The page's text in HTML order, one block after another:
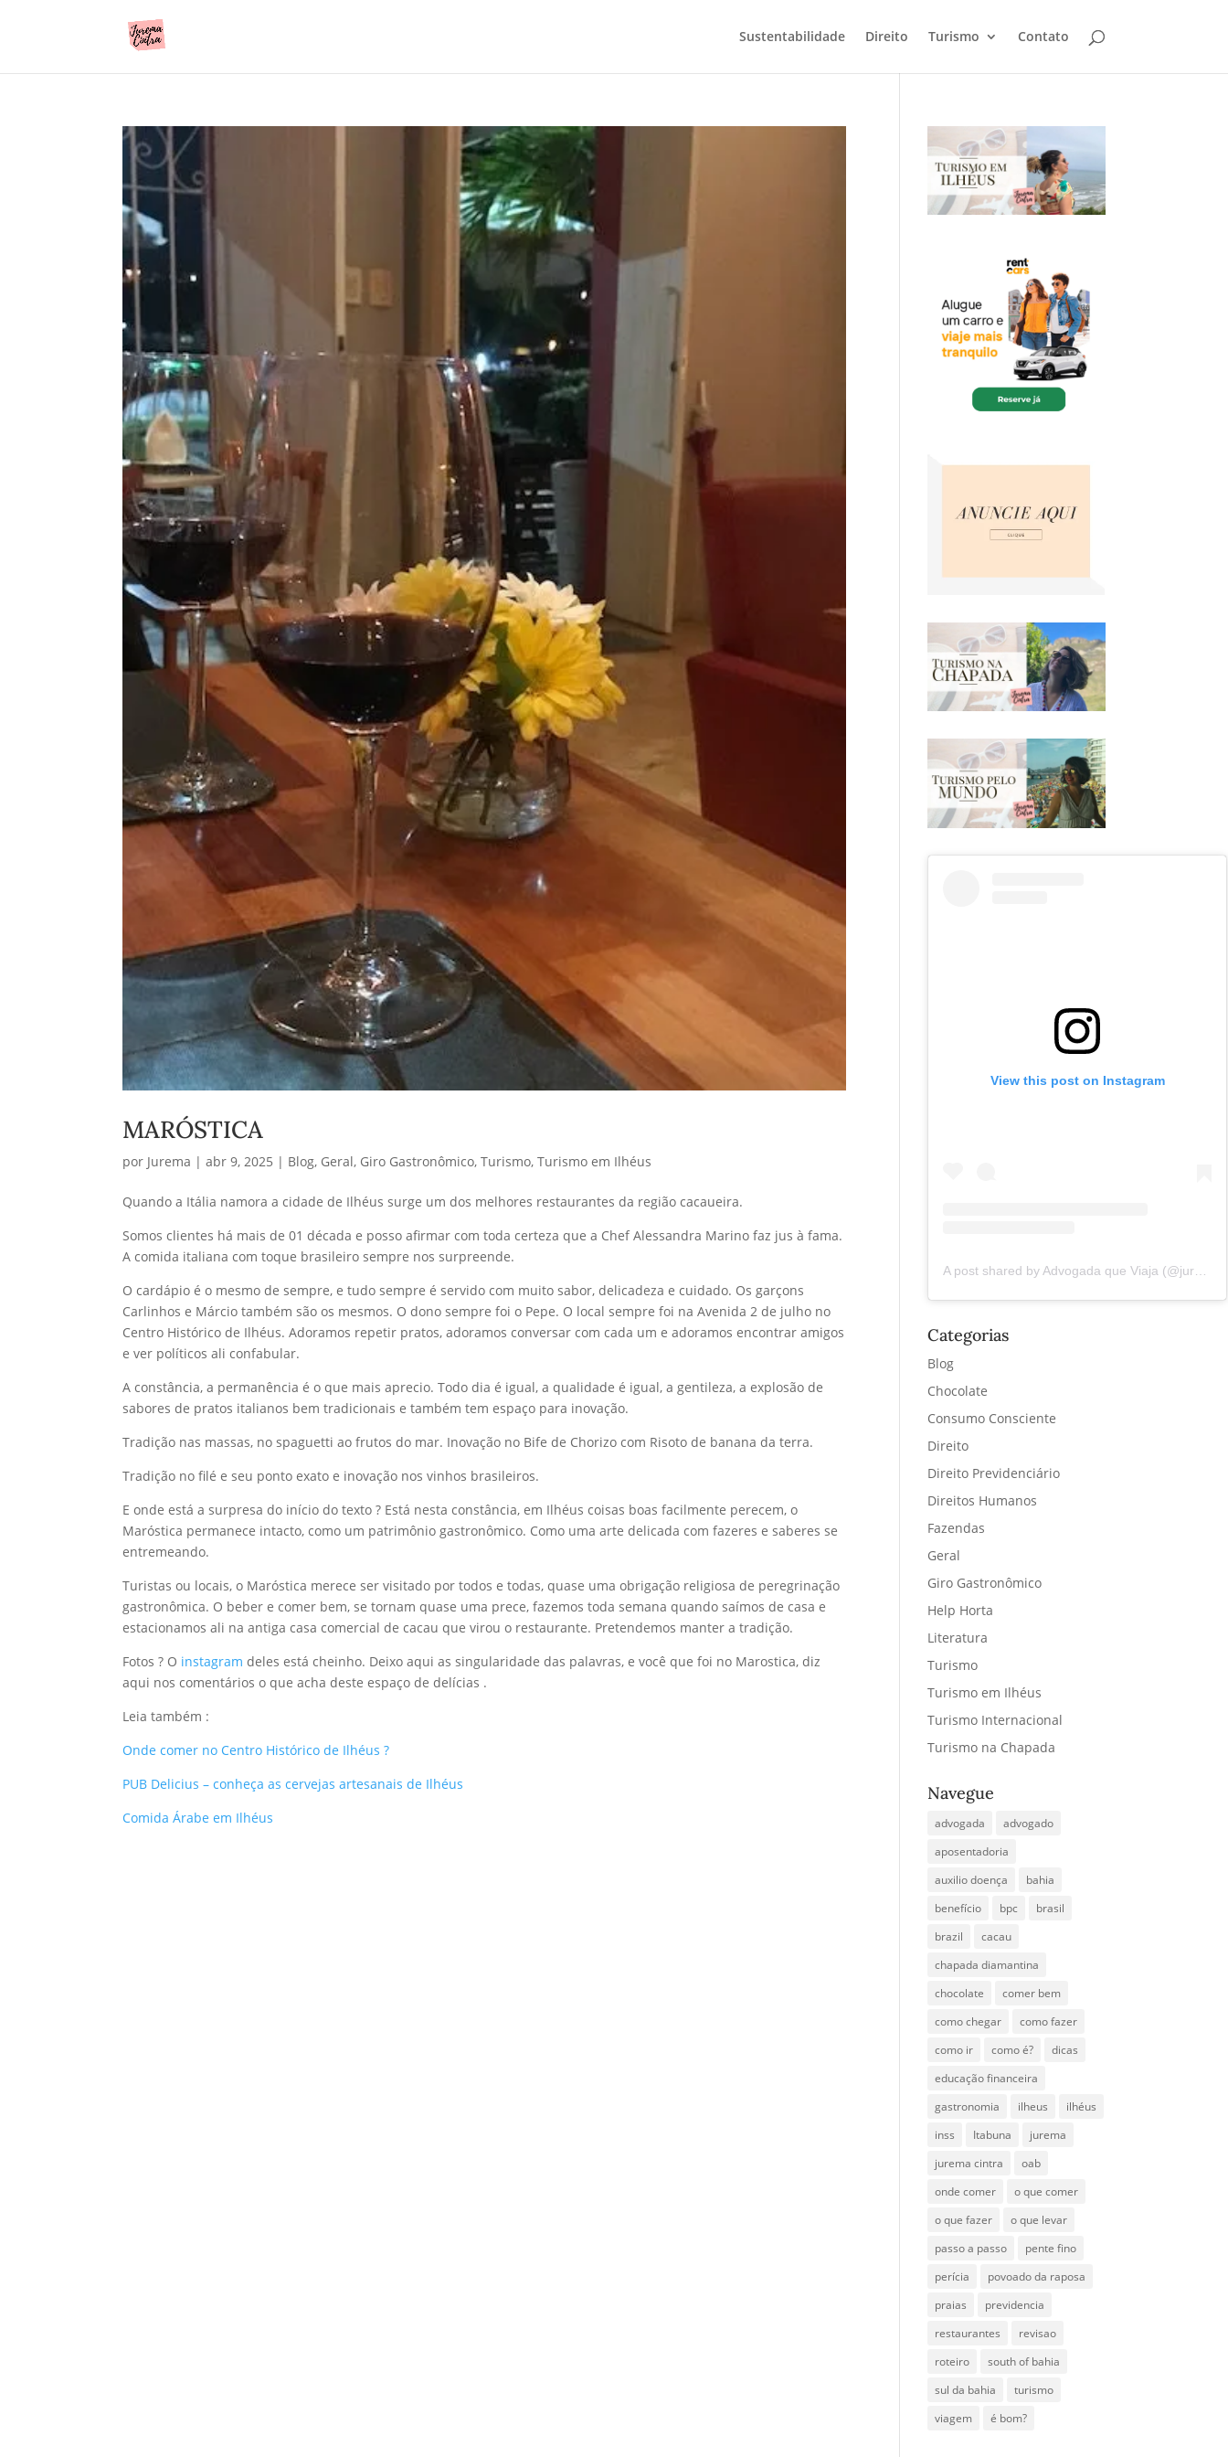
Sustentabilidade Direito Turismo Contato
MARÓSTICA
por Jurema |abr 9, 2025 | Blog, Geral, Giro Gastronômico,Turismo,Turismo em Ilhéus
Quando a Itália namora a cidade de Ilhéus surge um dos melhores restaurantes da região cacaueira.
Somos clientes há mais de 01 década e posso afirmar com toda certeza que a Chef Alessandra Marino faz jus à fama.
A comida italiana com toque brasileiro sempre nos surpreende.
O cardápio é o mesmo de sempre, e tudo sempre é servido com muito sabor, delicadeza e cuidado. Os garçons
Carlinhos e Márcio também são os mesmos. O dono sempre foi o Pepe. O local sempre foi na Avenida 2 de julho no
Centro Histórico de Ilhéus. Adoramos repetir pratos, adoramos conversar com cada um e adoramos encontrar amigos
e ver políticos ali confabular.
A constância, a permanência é o que mais aprecio. Todo dia é igual, a qualidade é igual, a gentileza, a explosão de
sabores de pratos italianos bem tradicionais e também tem espaço para inovação.
Tradição nas massas, no spaguetti ao frutos do mar. Inovação no Bife de Chorizo com Risoto de banana da terra.
Tradição no filé e seu ponto exato e inovação nos vinhos brasileiros.
E onde está a surpresa do início do texto ? Está nesta constância, em Ilhéus coisas boas facilmente perecem, o
Maróstica permanece intacto, como um patrimônio gastronômico. Como uma arte delicada com fazeres e saberes se
entremeando.
Turistas ou locais, o Maróstica merece ser visitado por todos e todas, quase uma obrigação religiosa de peregrinação
gastronômica. O beber e comer bem, se tornam quase uma prece, fazemos toda semana quando saímos de casa e
estacionamos ali na antiga casa comercial de cacau que virou o restaurante. Pretendemos manter a tradição.
Fotos ? O instagram deles está cheinho. Deixo aqui as singularidade das palavras, e você que foi no Marostica, diz
aqui nos comentários o que acha deste espaço de delícias .
Leia também :
Onde comer no Centro Histórico de Ilhéus ?
PUB Delicius – conheça as cervejas artesanais de Ilhéus
Comida Árabe em Ilhéus
View this post on Instagram
A post shared by Advogada que Viaja (@juremacintra)
Categorias
Blog
Chocolate
Consumo Consciente
Direito
Direito Previdenciário
Direitos Humanos
Fazendas
Geral
Giro Gastronômico
Help Horta
Literatura
Turismo
Turismo em Ilhéus
Turismo Internacional
Turismo na Chapada
Navegue
advogada
advogado
aposentadoria
auxilio doença
bahia
benefício
bpc
brasil
brazil
cacau
chapada diamantina
chocolate
comer bem
como chegar
como fazer
como ir
como é?
dicas
educação financeira
gastronomia
ilheus
ilhéus
inss
Itabuna
jurema
jurema cintra
oab
onde comer
o que comer
o que fazer
o que levar
passo a passo
pente fino
perícia
povoado da raposa
praias
previdencia
restaurantes
revisao
roteiro
south of bahia
sul da bahia
turismo
viagem
é bom?